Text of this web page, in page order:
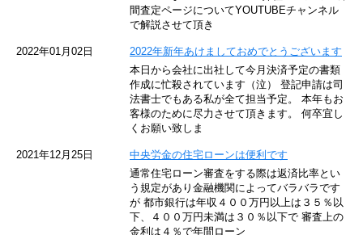
東京メトロ東西線
京王井の頭線
JR湘南新宿ライン
京王京王線
東京臨海高速鉄道
間査定ページについてYOUTUBEチャンネル
で解説させて頂き
2022年01月02日
2022年新年あけましておめでとうございます
本日から会社に出社して今月決済予定の書類
作成に忙殺されています（泣） 登記申請は司
法書士でもある私が全て担当予定。 本年もお
客様のために尽力させて頂きます。 何卒宜し
くお願い致しま
2021年12月25日
中央労金の住宅ローンは便利です
通常住宅ローン審査をする際は返済比率とい
う規定があり金融機関によってバラバラです
が 都市銀行は年収４００万円以上は３５％以
下、４００万円未満は３０％以下で 審査上の
金利は４％で年間ローン